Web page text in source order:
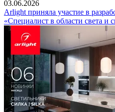
03.06.2026
Arlight приняла участие в
«Специалист в области света и